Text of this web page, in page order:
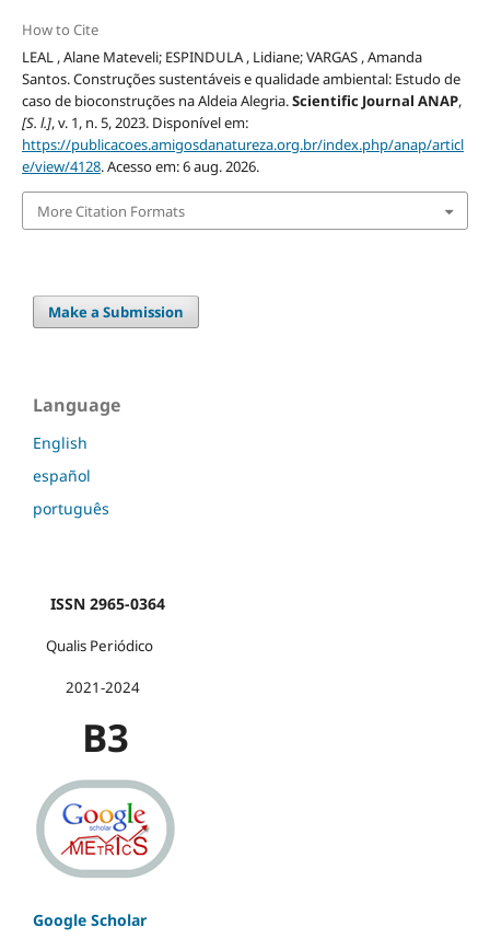
How to Cite
LEAL , Alane Mateveli; ESPINDULA , Lidiane; VARGAS , Amanda
Santos. Construções sustentáveis e qualidade ambiental: Estudo de
caso de bioconstruções na Aldeia Alegria.Scientific Journal ANAP,
[S. l.], v. 1, n. 5, 2023. Disponível em:
https://publicacoes.amigosdanatureza.org.br/index.php/anap/articl
e/view/4128. Acesso em: 6 aug. 2026.
More Citation Formats
Make a Submission
Language
English
español
português
ISSN 2965-0364
Qualis Periódico
2021-2024
B3
Google Scholar